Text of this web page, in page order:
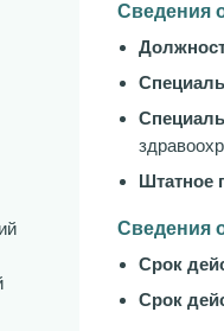
Сведения
Штатное
Сведения
Срок
Срок